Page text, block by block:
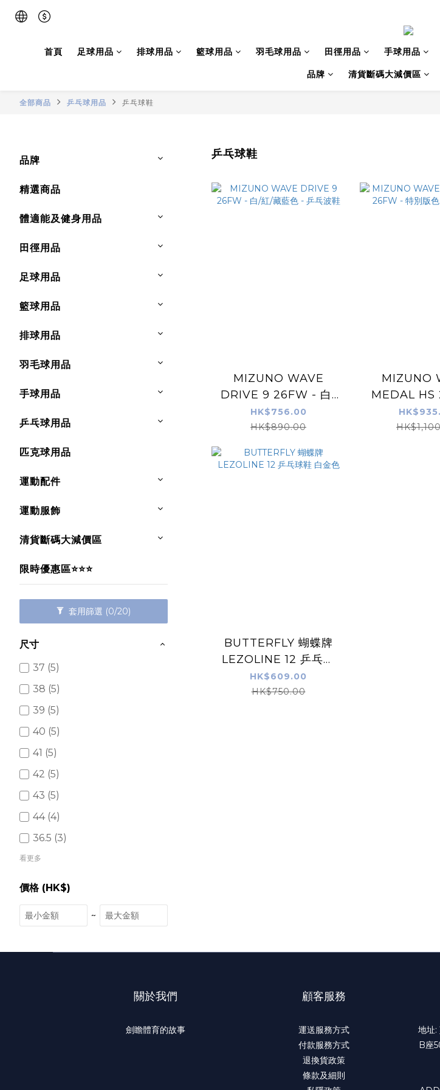
首頁 足球用品 排球用品 籃球用品 羽毛球用品 田徑用品 手球用品
品牌 清貨斷碼大減價區
全部商品 乒乓球用品 乒乓球鞋
品牌
精選商品
體適能及健身用品
田徑用品
足球用品
籃球用品
排球用品
羽毛球用品
手球用品
乒乓球用品
匹克球用品
運動配件
運動服飾
清貨斷碼大減價區
限時優惠區⭐⭐⭐
套用篩選 (0/20)
尺寸
37 (5)
38 (5)
39 (5)
40 (5)
41 (5)
42 (5)
43 (5)
44 (4)
36.5 (3)
看更多
價格 (HK$)
~
乒乓球鞋
MIZUNO WAVE
DRIVE 9 26FW - 白/
紅/藏藍色 - 乒乓波鞋
HK$756.00
HK$890.00
MIZUNO
MEDAL HS
特別版色 -
BUTTERFLY 蝴蝶牌
LEZOLINE 12 乒乓球
鞋 白金色
HK$609.00
HK$750.00
關於我們
劍瞻體育的故事
顧客服務
運送服務方式
付款服務方式
退換貨政策
條款及細則
地址:
B座